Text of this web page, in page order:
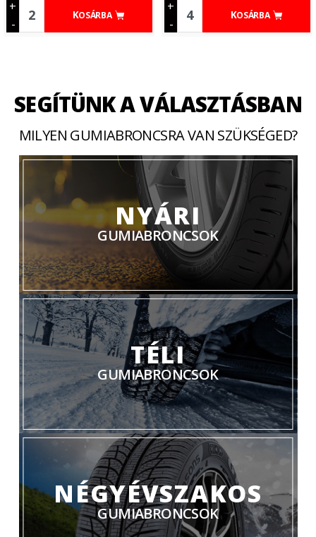
+
-
KOSÁRBA
+
-
KOSÁRBA
SEGÍTÜNK A VÁLASZTÁSBAN
MILYEN GUMIABRONCSRA VAN SZÜKSÉGED?
NYÁRI
GUMIABRONCSOK
TÉLI
GUMIABRONCSOK
NÉGYÉVSZAKOS
GUMIABRONCSOK